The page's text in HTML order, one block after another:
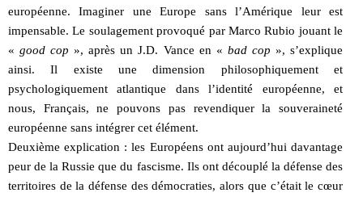
européenne. Imaginer une Europe sans l’Amérique leur est
impensable. Le soulagement provoqué par Marco Rubio jouant le
«good cop », après un J.D. Vance en « bad cop », s’explique
ainsi. Il existe une dimension philosophiquement et
psychologiquement atlantique dans l’identité européenne, et
nous, Français, ne pouvons pas revendiquer la souveraineté
européenne sans intégrer cet élément.
Deuxième explication : les Européens ont aujourd’hui davantage
peur de la Russie que du fascisme. Ils ont découplé la défense des
territoires de la défense des démocraties, alors que c’était le cœur